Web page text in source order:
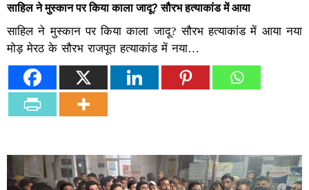
साहिल ने मुस्कान पर किया काला जादू? सौरभ हत्याकांड में आया
साहिल ने मुस्कान पर किया काला जादू? सौरभ हत्याकांड में आया नया
मोड़ मेरठ के सौरभ राजपूत हत्याकांड में नया…